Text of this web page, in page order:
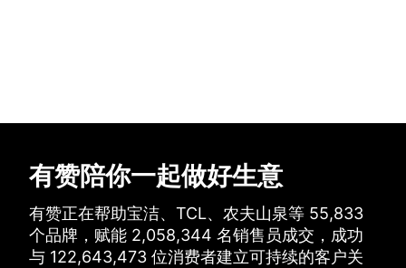
有赞陪你一起做好生意
有赞正在帮助宝洁、TCL、农夫山泉等 55,833
个品牌， 赋能 2,058,344 名销售员成交， 成功
与 122,643,473 位消费者建立可持续的客户关